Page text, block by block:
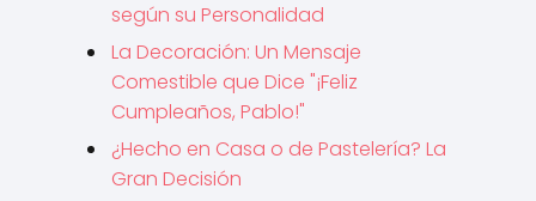
según su Personalidad
La Decoración: Un Mensaje
Comestible que Dice "¡Feliz
Cumpleaños, Pablo!"
¿Hecho en Casa o de Pastelería? La
Gran Decisión